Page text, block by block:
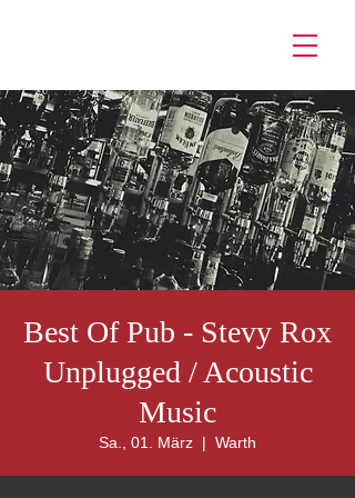
Best Of Pub - Stevy Rox
Unplugged / Acoustic
Music
Sa., 01. März
  |
Warth